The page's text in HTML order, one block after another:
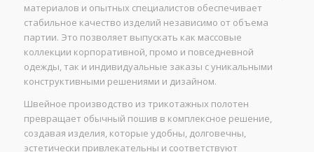
материалов и опытных специалистов обеспечивает
стабильное качество изделий независимо от объема
партии. Это позволяет выпускать как массовые
коллекции корпоративной, промо и повседневной
одежды, так и индивидуальные заказы с уникальными
конструктивными решениями и дизайном.
Швейное производство из трикотажных полотен
превращает обычный пошив в комплексное решение,
создавая изделия, которые удобны, долговечны,
эстетически привлекательны и соответствуют